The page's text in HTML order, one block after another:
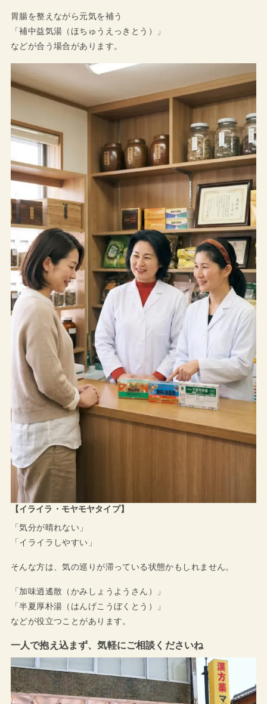
胃腸を整えながら元気を補う
「補中益気湯（ほちゅうえっきとう）」
などが合う場合があります。
【イライラ・モヤモヤタイプ】
「気分が晴れない」
「イライラしやすい」
そんな方は、気の巡りが滞っている状態かもしれません。
「加味逍遙散（かみしょうようさん）」
「半夏厚朴湯（はんげこうぼくとう）」
などが役立つことがあります。
一人で抱え込まず、気軽にご相談くださいね